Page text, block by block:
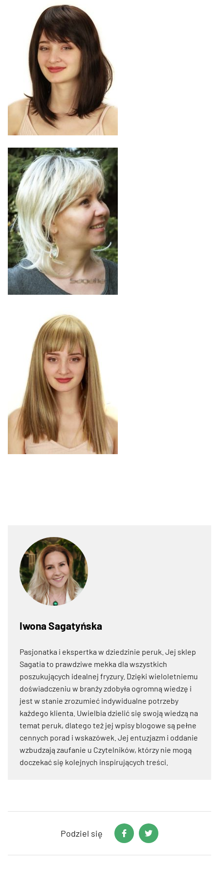
Iwona Sagatyńska
Pasjonatka i ekspertka w dziedzinie peruk. Jej sklep
Sagatia to prawdziwe mekka dla wszystkich
poszukujących idealnej fryzury. Dzięki wieloletniemu
doświadczeniu w branży zdobyła ogromną wiedzę i
jest w stanie zrozumieć indywidualne potrzeby
każdego klienta. Uwielbia dzielić się swoją wiedzą na
temat peruk, dlatego też jej wpisy blogowe są pełne
cennych porad i wskazówek. Jej entuzjazm i oddanie
wzbudzają zaufanie u Czytelników, którzy nie mogą
doczekać się kolejnych inspirujących treści.
Podziel się